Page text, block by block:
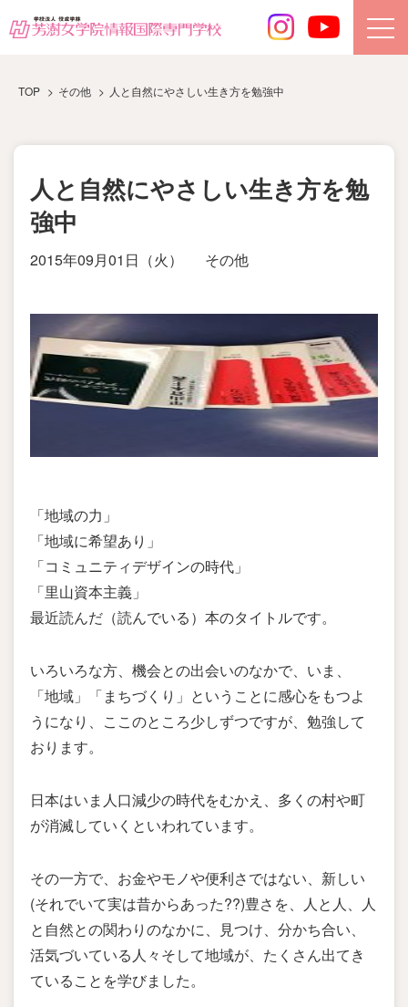
TOP その他 人と自然にやさしい生き方を勉強中
人と自然にやさしい生き方を勉
強中
2015年09月01日（火） その他
「地域の力」
「地域に希望あり」
「コミュニティデザインの時代」
「里山資本主義」
最近読んだ（読んでいる）本のタイトルです。
いろいろな方、機会との出会いのなかで、いま、
「地域」「まちづくり」ということに感心をもつよ
うになり、ここのところ少しずつですが、勉強して
おります。
日本はいま人口減少の時代をむかえ、多くの村や町
が消滅していくといわれています。
その一方で、お金やモノや便利さではない、新しい
(それでいて実は昔からあった??)豊さを、人と人、人
と自然との関わりのなかに、見つけ、分かち合い、
活気づいている人々そして地域が、たくさん出てき
ていることを学びました。